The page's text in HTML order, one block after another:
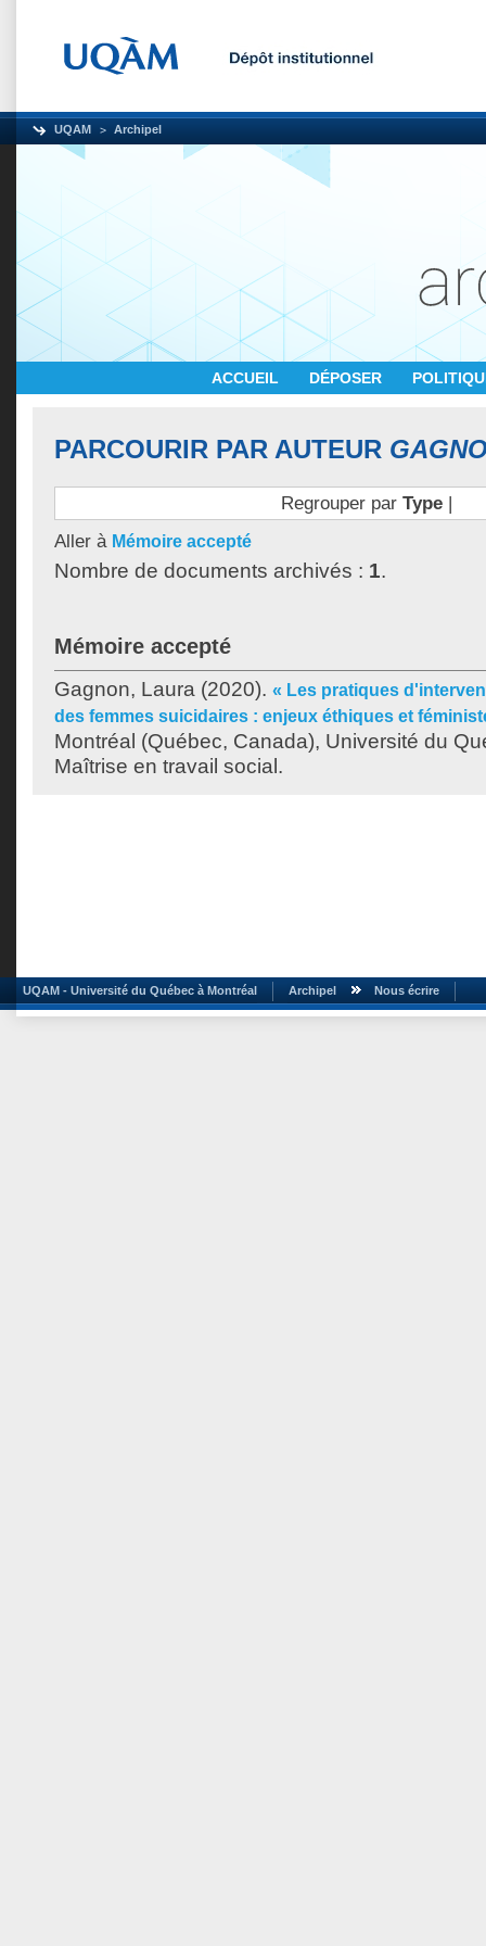
UQAM Archipel
ACCUEIL DÉPOSER
PARCOURIR PAR AUTEUR
Regrouper par Type|
Aller à Mémoire accepté
Nombre de documents archivés : 1.
Mémoire accepté
Gagnon, Laura (2020). « Les pratiques
des femmes suicidaires : enjeux éthiques et
Montréal (Québec, Canada), Université du
Maîtrise en travail social.
UQAM - Université du Québec à Montréal Archipel Nous écrire